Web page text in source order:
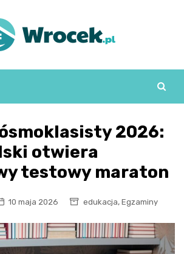
2026:
otwiera
testowy maraton
10 maja 2026 edukacja, Egzaminy